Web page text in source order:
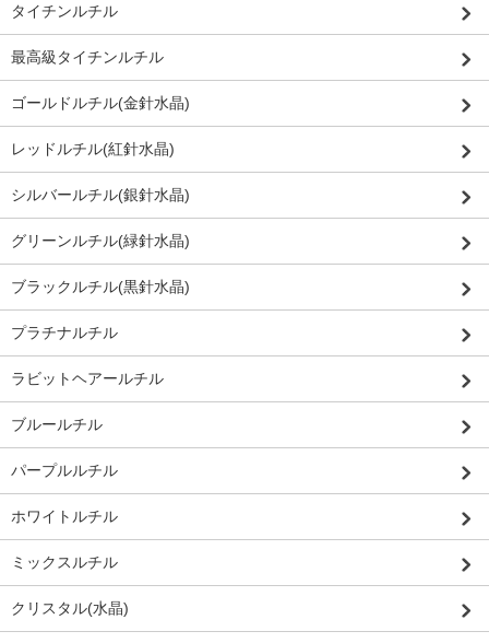
タイチンルチル
最高級タイチンルチル
ゴールドルチル(金針水晶)
レッドルチル(紅針水晶)
シルバールチル(銀針水晶)
グリーンルチル(緑針水晶)
ブラックルチル(黒針水晶)
プラチナルチル
ラビットヘアールチル
ブルールチル
パープルルチル
ホワイトルチル
ミックスルチル
クリスタル(水晶)